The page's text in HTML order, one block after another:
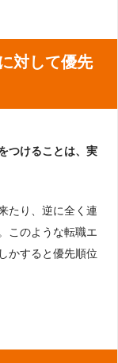
対して優先
つけることは、実
たり、逆に全く連
このような転職エ
かすると優先順位